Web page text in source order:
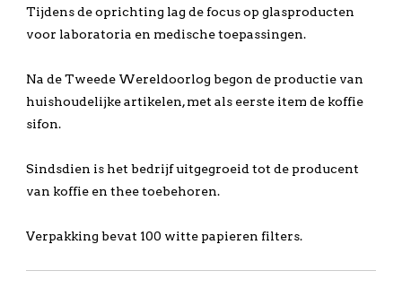
Tijdens de oprichting lag de focus op glasproducten
voor laboratoria en medische toepassingen.
Na de Tweede Wereldoorlog begon de productie van
huishoudelijke artikelen, met als eerste item de koffie
sifon.
Sindsdien is het bedrijf uitgegroeid tot de producent
van koffie en thee toebehoren.
Verpakking bevat 100 witte papieren filters.